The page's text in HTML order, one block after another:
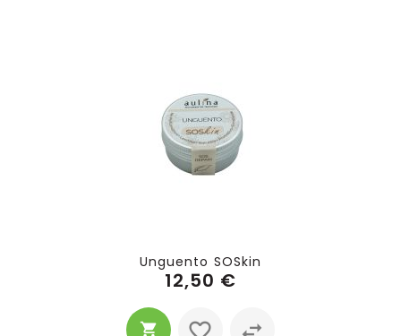
Unguento SOSkin
12,50 €